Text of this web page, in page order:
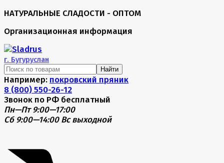
НАТУРАЛЬНЫЕ СЛАДОСТИ - ОПТОМ
Организационная информация
г. Бугуруслан
Найти
Например: покровский пряник
8 (800) 550-26-12
Звонок по РФ бесплатный
Пн—Пт 9:00—17:00
Сб 9:00—14:00 Вс выходной